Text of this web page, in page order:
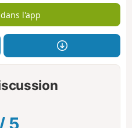
l'app
/ 5